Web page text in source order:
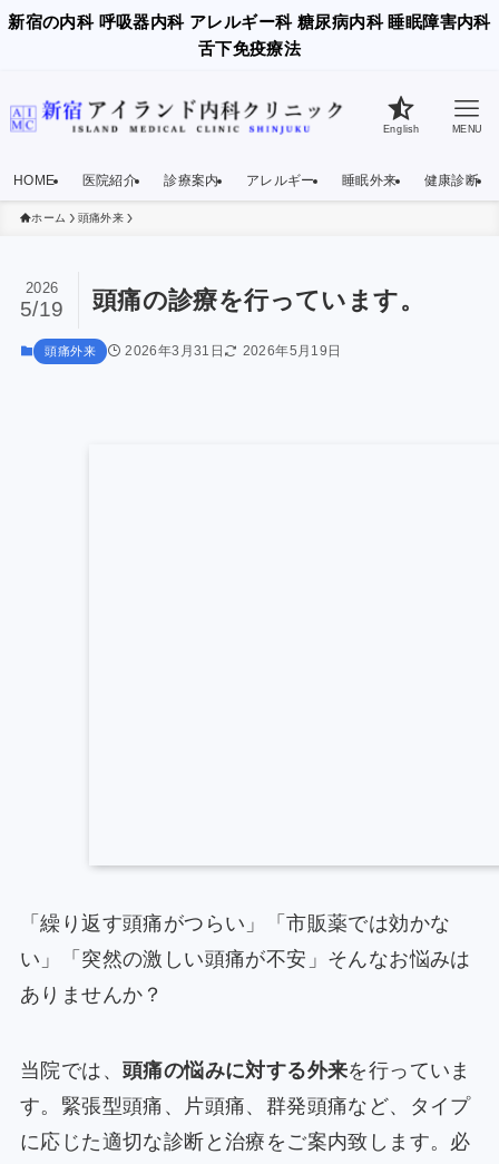
新宿の内科 呼吸器内科 アレルギー科 糖尿病内科 睡眠障害内科
舌下免疫療法
English MENU
HOME 医院紹介 診療案内 アレルギー 睡眠外来 健康診断
ホーム 頭痛外来
頭痛の診療を行っています。
2026
5/19
頭痛外来 2026年3月31日 2026年5月19日
「繰り返す頭痛がつらい」「市販薬では効かな
い」「突然の激しい頭痛が不安」そんなお悩みは
ありませんか？
当院では、 頭痛の悩みに対する外来を行っていま
す。緊張型頭痛、片頭痛、群発頭痛など、タイプ
に応じた適切な診断と治療をご案内致します。必